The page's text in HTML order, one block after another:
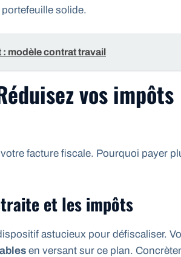
solide.
modèle contrat travail
vos impôts
facture fiscale. Pourquoi payer
et les impôts
astucieux pour défiscaliser.
en versant sur ce plan.